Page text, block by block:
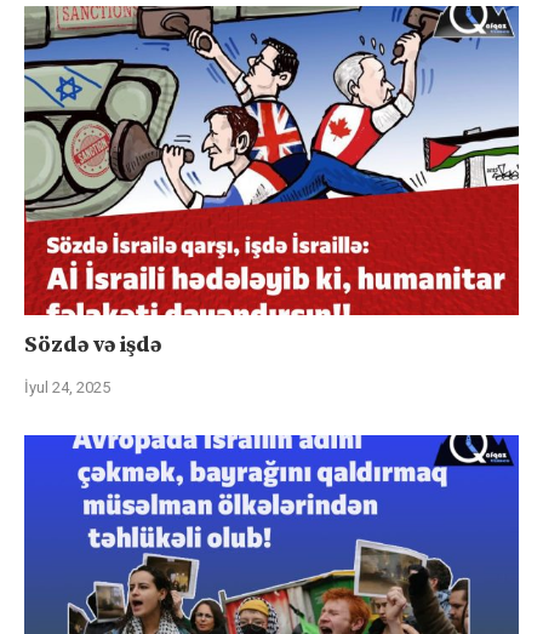
Sözdə və işdə
İyul 24, 2025